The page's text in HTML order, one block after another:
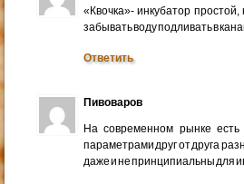
«Квочка»- инкубатор
забывать воду подливать в
Ответить
Пивоваров
На современном рынке
параметрами друг от друга
даже и не принципиальны для